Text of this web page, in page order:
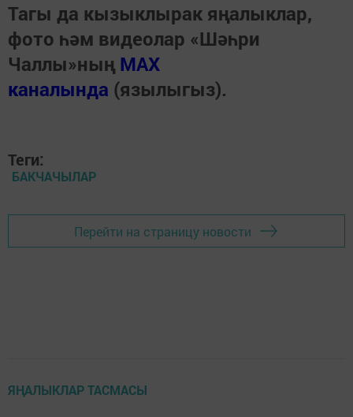
Тагы да кызыклырак яңалыклар,
фото һәм видеолар «Шәһри
Чаллы»ның MAX
каналында (язылыгыз).
Теги:
БАКЧАЧЫЛАР
Перейти на страницу новости
ЯҢАЛЫКЛАР ТАСМАСЫ